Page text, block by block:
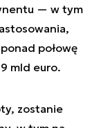
— w tym
połowę
mld euro.
zostanie